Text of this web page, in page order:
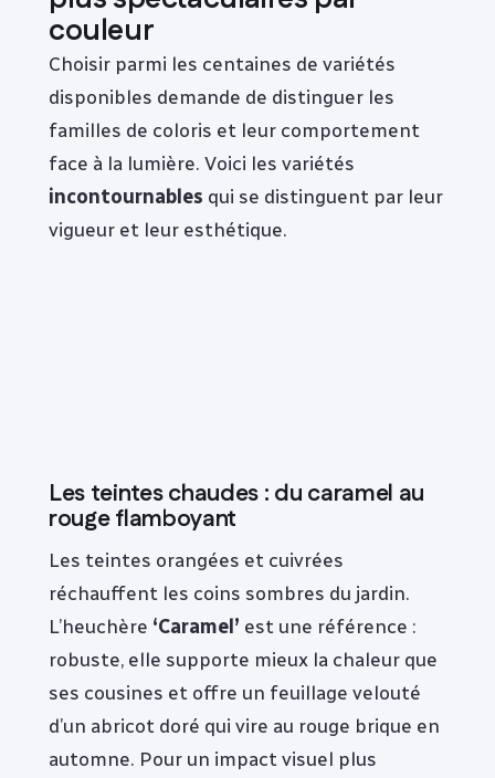
couleur
Choisir parmi les centaines de variétés
disponibles demande de distinguer les
familles de coloris et leur comportement
face à la lumière. Voici les variétés
incontournables qui se distinguent par leur
vigueur et leur esthétique.
Les teintes chaudes : du caramel au
rouge flamboyant
Les teintes orangées et cuivrées
réchauffent les coins sombres du jardin.
L’heuchère ‘Caramel’ est une référence :
robuste, elle supporte mieux la chaleur que
ses cousines et offre un feuillage velouté
d’un abricot doré qui vire au rouge brique en
automne. Pour un impact visuel plus